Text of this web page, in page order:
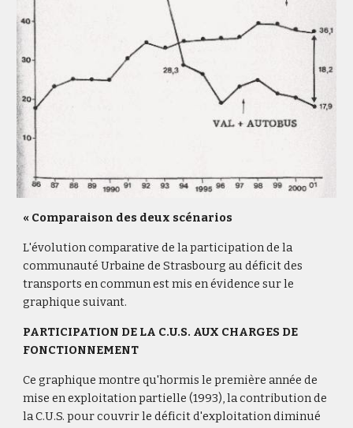
« Comparaison des deux scénarios
L'évolution comparative de la participation de la
communauté Urbaine de Strasbourg au déficit des
transports en commun est mis en évidence sur le
graphique suivant.
PARTICIPATION DE LA C.U.S. AUX CHARGES DE
FONCTIONNEMENT
Ce graphique montre qu'hormis le première année de
mise en exploitation partielle (1993), la contribution de
la C.U.S. pour couvrir le déficit d'exploitation diminué